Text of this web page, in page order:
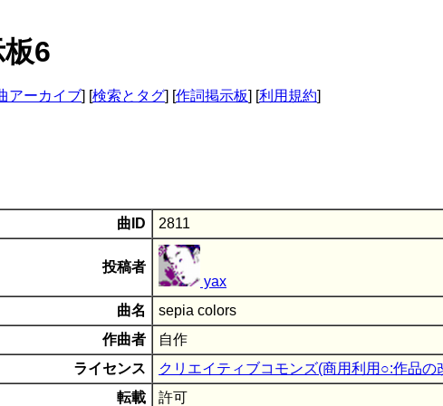
6
アーカイブ] [検索とタグ] [作詞掲示板] [利用規約]
曲ID 2811
投稿者
yax
曲名
sepia colors
作曲者
自作
ライセンス
クリエイティブコモンズ(商用利用○:作品の
転載
許可